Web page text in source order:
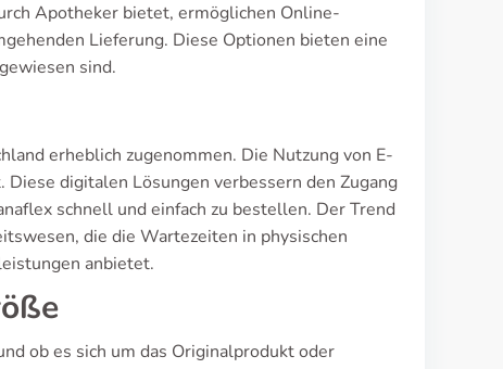
Apotheker bietet, ermöglichen Online-
Lieferung. Diese Optionen bieten eine
sind.
erheblich zugenommen. Die Nutzung von E-
digitalen Lösungen verbessern den Zugang
schnell und einfach zu bestellen. Der Trend
die die Wartezeiten in physischen
anbietet.
ob es sich um das Originalprodukt oder